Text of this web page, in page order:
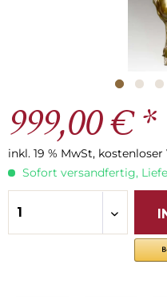
999,00 € *
inkl. 19 % MwSt, kostenloser
Sofort versandfertig,